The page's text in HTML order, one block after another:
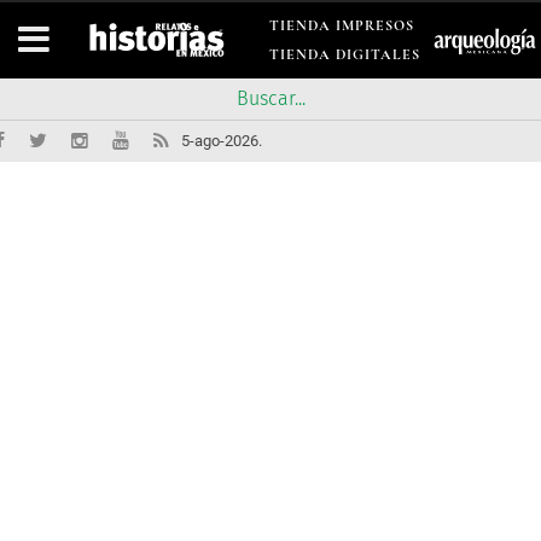
TIENDA IMPRESOS
TIENDA DIGITALES
5-ago-2026.